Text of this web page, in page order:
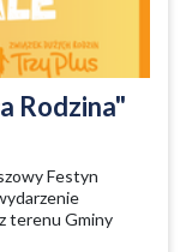
Rodzina"
Festyn
terenu Gminy